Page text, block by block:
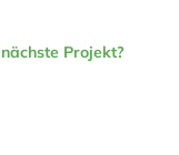
Projekt?